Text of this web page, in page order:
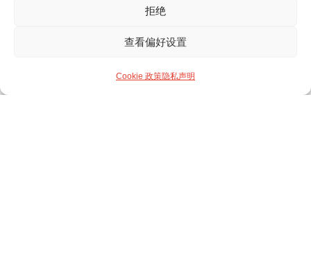
拒绝
查看偏好设置
Cookie 政策隐私声明